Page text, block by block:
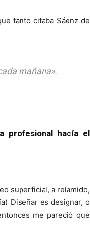
tanto citaba Sáenz de
mañana».
profesional hacía el
superficial, a relamido,
Diseñar es designar, o
me pareció que